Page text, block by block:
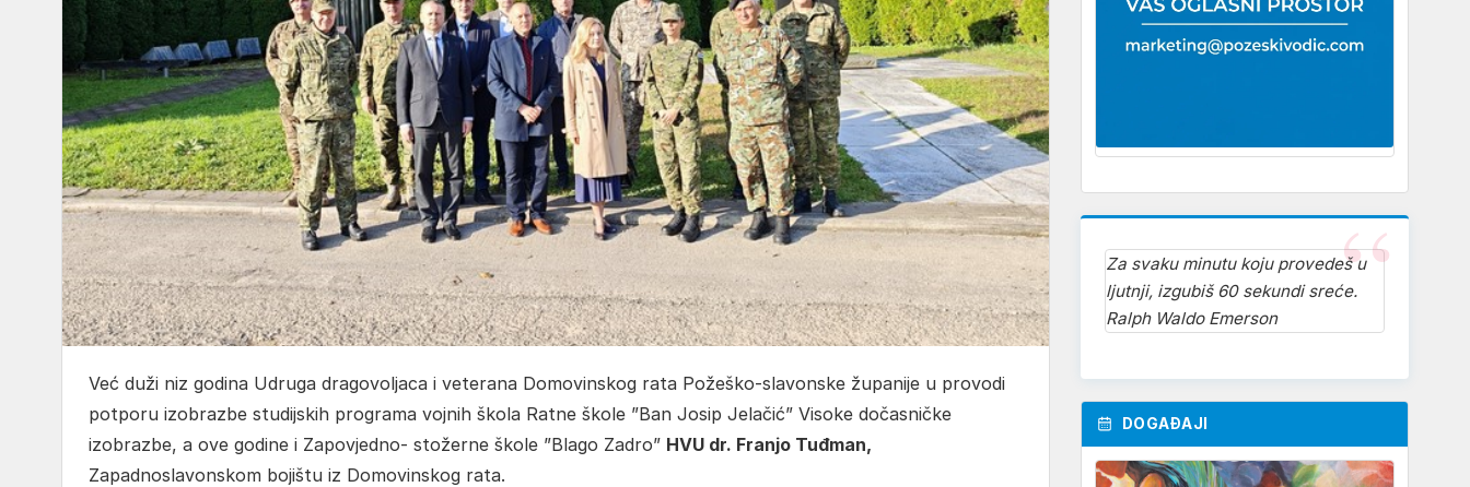
Već duži niz godina Udruga dragovoljaca i veterana Domovinskog rata Požeško-slavonske županije u provodi
potporu izobrazbe studijskih programa vojnih škola Ratne škole ”Ban Josip Jelačić” Visoke dočasničke
izobrazbe, a ove godine i Zapovjedno- stožerne škole ”Blago Zadro” HVU dr. Franjo Tuđman,
Zapadnoslavonskom bojištu iz Domovinskog rata.
Za svaku minutu koju provedeš u
ljutnji, izgubiš 60 sekundi sreće.
Ralph Waldo Emerson
DOGAĐAJI